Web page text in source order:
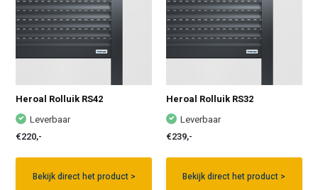
Heroal Rolluik RS42
Leverbaar
€220,-
Bekijk direct het product >
Heroal Rolluik RS32
Leverbaar
€239,-
Bekijk direct het product >